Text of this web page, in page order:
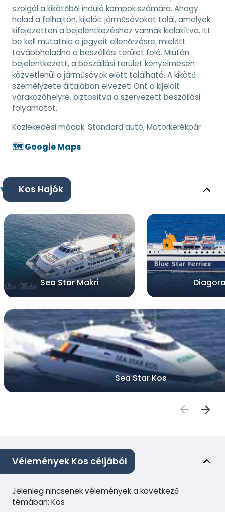
szolgál a kikötőből induló kompok számára. Ahogy
halad a felhajtón, kijelölt járműsávokat talál, amelyek
kifejezetten a bejelentkezéshez vannak kialakítva. Itt
be kell mutatnia a jegyeit ellenőrzésre, mielőtt
továbbhaladna a beszállási terület felé. Miután
bejelentkezett, a beszállási terület kényelmesen
közvetlenül a járműsávok előtt található. A kikötő
személyzete általában elvezeti Önt a kijelölt
várakozóhelyre, biztosítva a szervezett beszállási
folyamatot.
Közlekedési módok: Standard autó, Motorkerékpár
🗺️ Google Maps
Kos Hajók
Sea Star Makri
Sea Star Kos
Vélemények Kos céljából
Jelenleg nincsenek vélemények a következő
témában: Kos